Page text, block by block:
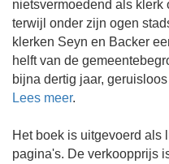
nietsvermoedend als klerk
terwijl onder zijn ogen
klerken Seyn en Backer
helft van de
bijna dertig jaar,
Lees meer.
Het boek is uitgevoerd als
pagina's. De verkoopprijs